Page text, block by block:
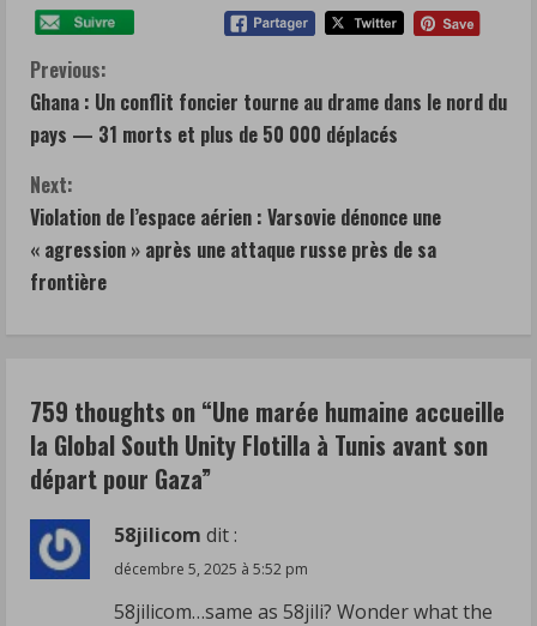
C
o
n
t
i
e
R
e
a
Previous:
Ghana : Un conflit foncier tourne au drame dans le nord du
pays — 31 morts et plus de 50 000 déplacés
Next:
Violation de l’espace aérien : Varsovie dénonce une
« agression » après une attaque russe près de sa
frontière
759 thoughts on “Une marée humaine accueille
la Global South Unity Flotilla à Tunis avant son
départ pour Gaza”
58jilicom dit :
décembre 5, 2025 à 5:52 pm
58jilicom…same as 58jili? Wonder what the